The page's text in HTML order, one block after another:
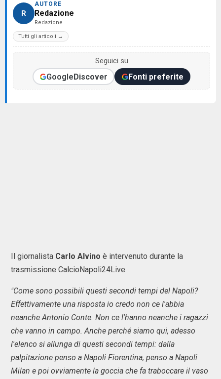
R
AUTORE
Redazione
Redazione
Tutti gli articoli →
Seguici su
GoogleDiscover Fonti preferite
Il giornalista Carlo Alvino è intervenuto durante la
trasmissione CalcioNapoli24Live
"Come sono possibili questi secondi tempi del Napoli?
Effettivamente una risposta io credo non ce l'abbia
neanche Antonio Conte. Non ce l'hanno neanche i ragazzi
che vanno in campo. Anche perché siamo qui, adesso
l'elenco si allunga di questi secondi tempi: dalla
palpitazione penso a Napoli Fiorentina, penso a Napoli
Milan e poi ovviamente la goccia che fa traboccare il vaso